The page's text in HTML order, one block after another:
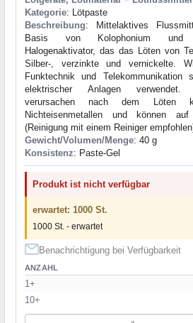
Kategorie: Lötpaste
Beschreibung: Mittelaktives
Basis von Kolophonium und
Halogenaktivator, das das Löten von
Silber-, verzinkte und vernickelte.
Funktechnik und Telekommunikation
elektrischer Anlagen verwendet.
verursachen nach dem Löten
Nichteisenmetallen und können
(Reinigung mit einem Reiniger
Gewicht/Volumen/Menge: 40 g
Konsistenz: Paste-Gel
Produkt ist nicht verfügbar
erwartet: 1000 St.
1000 St. - erwartet
Benachrichtigung bei Verfügbarkeit
ANZAHL
1+
10+